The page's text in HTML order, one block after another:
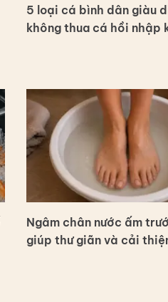
5 loại cá bình dân giàu
không thua cá hồi nhập
Ngâm chân nước ấm
giúp thư giãn và cải